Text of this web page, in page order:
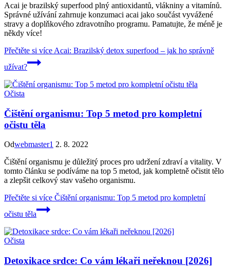
Acai je brazilský superfood plný antioxidantů, vlákniny a vitamínů.
Správné užívání zahrnuje konzumaci acai jako součást vyvážené
stravy a doplňkového zdravotního programu. Pamatujte, že méně je
někdy více!
Přečtěte si více Acai: Brazilský detox superfood – jak ho správně
užívat?
Očista
Čištění organismu: Top 5 metod pro kompletní
očistu těla
Odwebmaster1 2. 8. 2022
Čištění organismu je důležitý proces pro udržení zdraví a vitality. V
tomto článku se podíváme na top 5 metod, jak kompletně očistit tělo
a zlepšit celkový stav vašeho organismu.
Přečtěte si více Čištění organismu: Top 5 metod pro kompletní
očistu těla
Očista
Detoxikace srdce: Co vám lékaři neřeknou [2026]